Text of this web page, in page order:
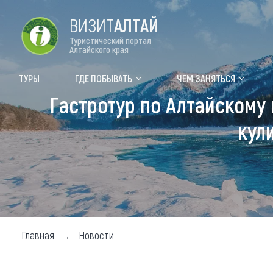
Форум VISIT ALTAI
Туры Где
Топ
ВИЗИТАЛТАЙ
Туристический портал
Алтайского края
ТУРЫ ГДЕ ПОБЫВАТЬ ЧЕМ ЗАНЯТЬСЯ
Гастротур по
Главная Новости